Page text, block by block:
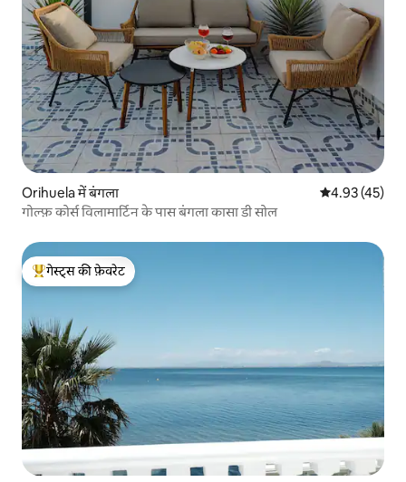
Orihuela में बंगला औसत रेटिंग 5 में
4.93 (45)
गोल्फ़ कोर्स विलामार्टिन के पास बंगला कासा डी सोल
गेस्ट्स का टॉप फ़ेवरेट
गेस्ट्स की फ़ेवरेट